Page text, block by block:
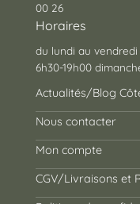
00 26
Horaires
du lundi au vendredi
6h30-19h00
Actualités/Blog
Nous contacter
Mon compte
CGV/Livraisons et